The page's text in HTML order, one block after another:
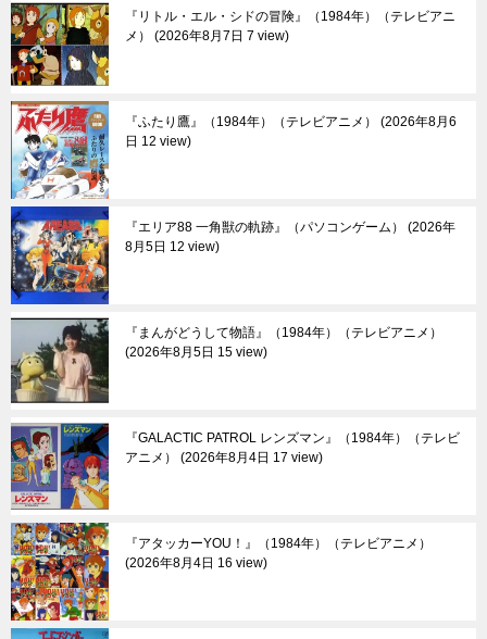
『リトル・エル・シドの冒険』（1984年）（テレビアニ
メ）
2026年8月7日 7 view
『ふたり鷹』（1984年）（テレビアニメ）
2026年8月6
日 12 view
『エリア88 一角獣の軌跡』（パソコンゲーム）
2026年
8月5日 12 view
『まんがどうして物語』（1984年）（テレビアニメ）
2026年8月5日 15 view
『GALACTIC PATROL レンズマン』（1984年）（テレビ
アニメ）
2026年8月4日 17 view
『アタッカーYOU！』（1984年）（テレビアニメ）
2026年8月4日 16 view